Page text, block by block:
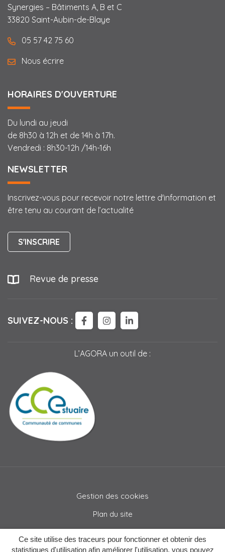
Ce site utilise des traceurs pour fonctionner et obtenir des
statistiques d'utilisation afin améliorer l'utilisation, vous pouvez
Synergies – Bâtiments A, B et C
33820 Saint-Aubin-de-Blaye
05 57 42 75 60
Nous écrire
HORAIRES D'OUVERTURE
Du lundi au jeudi
de 8h30 à 12h et de 14h à 17h.
Vendredi : 8h30-12h /14h-16h
NEWSLETTER
Inscrivez-vous pour recevoir notre lettre d'information et
être tenu au courant de l’actualité
S'INSCRIRE
Revue de presse
SUIVEZ-NOUS : LIEN VERS LE COMPTE
LIEN VERS LE COMPTE
LIEN VERS LE
L’AGORA un outil de :
Gestion des cookies
Plan du site
Mentions légales
Crédits